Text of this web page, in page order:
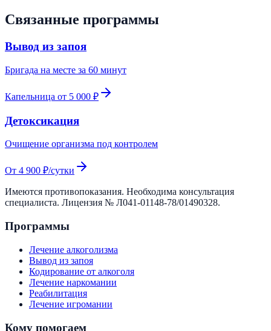
Связанные программы
Вывод из запоя
Бригада на месте за 60 минут
Капельница от 5 000 ₽
Детоксикация
Очищение организма под контролем
От 4 900 ₽/сутки
Имеются противопоказания. Необходима консультация
специалиста. Лицензия № Л041-01148-78/01490328.
Программы
Лечение алкоголизма
Вывод из запоя
Кодирование от алкоголя
Лечение наркомании
Реабилитация
Лечение игромании
Кому помогаем